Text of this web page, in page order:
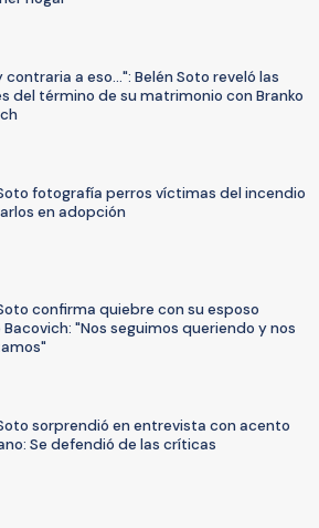
contraria a eso...": Belén Soto reveló las
del término de su matrimonio con Branko
fotografía perros víctimas del incendio
en adopción
confirma quiebre con su esposo
Bacovich: "Nos seguimos queriendo y nos
sorprendió en entrevista con acento
Se defendió de las críticas